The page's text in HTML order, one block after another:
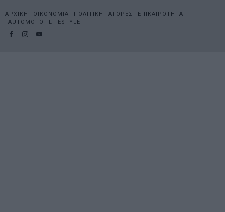
ΑΡΧΙΚΗ ΟΙΚΟΝΟΜΙΑ ΠΟΛΙΤΙΚΗ ΑΓΟΡΕΣ
ΕΠΙΚΑΙΡΟΤΗΤΑ
AUTOMOTO
LIFESTYLE